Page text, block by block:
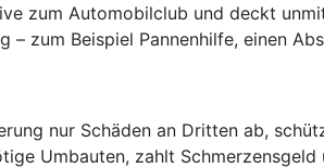
zum Automobilclub und deckt
– zum Beispiel Pannenhilfe, einen
nur Schäden an Dritten ab,
Umbauten, zahlt